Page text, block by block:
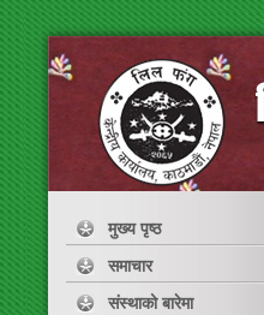
मुख्य पृष्ठ
समाचार
संस्थाको बारेमा